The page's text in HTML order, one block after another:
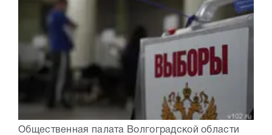
Общественная палата Волгоградской области